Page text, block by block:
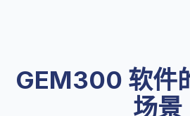
GEM300 软件
场景